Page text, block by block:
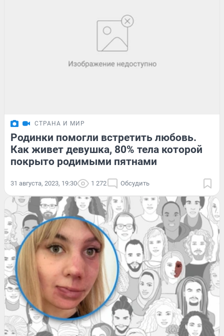
СТРАНА И МИР
Родинки помогли встретить любовь.
Как живет девушка, 80% тела которой
покрыто родимыми пятнами
31 августа, 2023, 19:30 1 272 Обсудить